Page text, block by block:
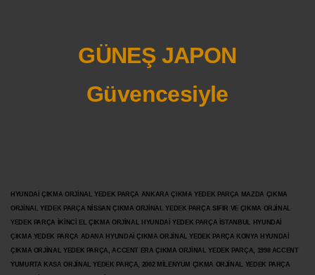
GÜNEŞ JAPON
Güvencesiyle
HYUNDAİ ÇIKMA ORJİNAL YEDEK PARÇA ANKARA ÇIKMA YEDEK PARÇA MAZDA ÇIKMA
ORJİNAL YEDEK PARÇA NİSSAN ÇIKMA ORJİNAL YEDEK PARÇA SIFIR VE ÇIKMA ORJİNAL
YEDEK PARÇA İKİNCİ EL ÇIKMA ORJİNAL HYUNDAİ YEDEK PARÇA İSTANBUL HYUNDAİ
ÇIKMA YEDEK PARÇA ADANA HYUNDAİ ÇIKMA ORJİNAL YEDEK PARÇA KONYA HYUNDAİ
ÇIKMA ORJİNAL YEDEK PARÇA, ACCENT ERA ÇIKMA ORJİNAL YEDEK PARÇA, 1998 ACCENT
YUMURTA KASA ORJİNAL YEDEK PARÇA, 2002 MİLENYUM ÇIKMA ORJİNAL YEDEK PARÇA